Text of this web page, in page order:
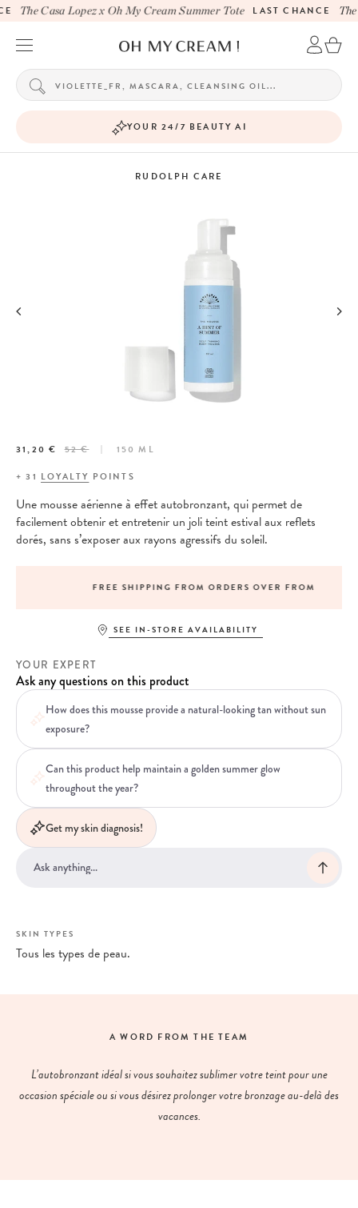
The Casa Lopez x Oh My Cream Summer Tote LAST CHANCE
YOUR 24/7 BEAUTY AI
RUDOLPH CARE
31,20 € 52 €
150 ML
+31 LOYALTY POINTS
Une mousse aérienne à effet autobronzant, qui permet de
facilement obtenir et entretenir un joli teint estival aux reflets
dorés, sans s’exposer aux rayons agressifs du soleil.
FREE SHIPPING FROM ORDERS OVER FROM
SEE IN-STORE AVAILABILITY
YOUR EXPERT
Ask any questions on this product
How does this mousse provide a natural-looking tan without sun
exposure?
Can this product help maintain a golden summer glow
throughout the year?
Get my skin diagnosis!
SKIN TYPES
Tous les types de peau.
A WORD FROM THE TEAM
L’autobronzant idéal si vous souhaitez sublimer votre teint pour une
occasion spéciale ou si vous désirez prolonger votre bronzage au-delà des
vacances.